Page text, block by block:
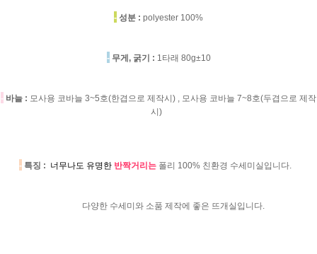
- 성분 : polyester 100%
- 무게, 굵기 : 1타래 80g±10
- 바늘 : 모사용 코바늘 3~5호(한겹으로 제작시) , 모사용 코바늘 7~8호(두겹으로 제작
시)
- 특징 : 너무나도 유명한 반짝거리는 폴리 100% 친환경 수세미실입니다.
다양한 수세미와 소품 제작에 좋은 뜨개실입니다.